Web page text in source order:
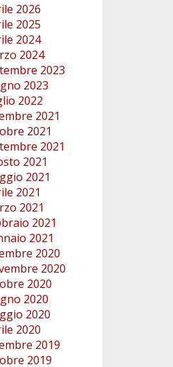
2026
2025
2024
2024
2023
2023
2022
2021
2021
2021
2021
2021
2021
2021
2021
2021
2020
2020
2020
2020
2020
2020
2019
2019